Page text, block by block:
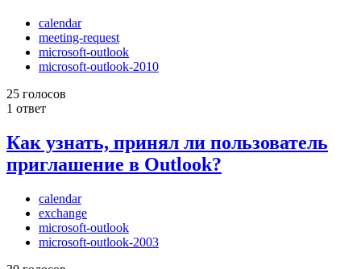
calendar
meeting-request
microsoft-outlook
microsoft-outlook-2010
25 голосов
1 ответ
Как узнать, принял ли пользователь
приглашение в Outlook?
calendar
exchange
microsoft-outlook
microsoft-outlook-2003